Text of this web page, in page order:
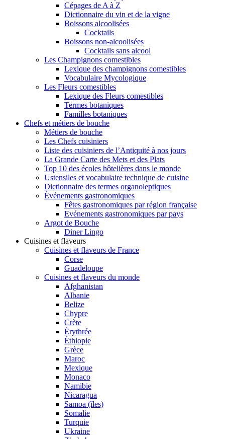
Cépages de A à Z
Dictionnaire du vin et de la vigne
Boissons alcoolisées
Cocktails
Boissons non-alcoolisées
Cocktails sans alcool
Les Champignons comestibles
Lexique des champignons comestibles
Vocabulaire Mycologique
Les Fleurs comestibles
Lexique des Fleurs comestibles
Termes botaniques
Familles botaniques
Chefs et métiers de bouche
Métiers de bouche
Les Chefs cuisiniers
Liste des cuisiniers de l’Antiquité à nos jours
La Grande Carte des Mets et des Plats
Top 10 des écoles hôtelières dans le monde
Ustensiles et vocabulaire technique de cuisine
Dictionnaire des termes organoleptiques
Événements gastronomiques
Fêtes gastronomiques par région française
Evénements gastronomiques par pays
Argot de Bouche
Diner Lingo
Cuisines et flaveurs
Cuisines et flaveurs de France
Corse
Guadeloupe
Cuisines et flaveurs du monde
Afghanistan
Albanie
Belize
Chypre
Crète
Érythrée
Éthiopie
Grèce
Maroc
Mexique
Monaco
Namibie
Nicaragua
Samoa (îles)
Somalie
Turquie
Ukraine